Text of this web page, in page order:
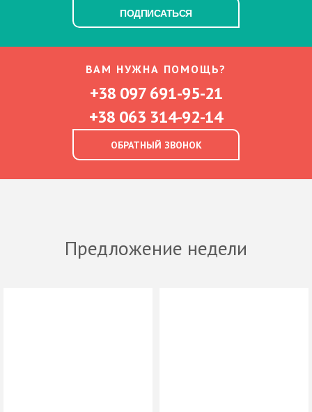
ПОДПИСАТЬСЯ
ВАМ НУЖНА ПОМОЩЬ?
+38 097 691-95-21
+38 063 314-92-14
ОБРАТНЫЙ ЗВОНОК
Предложение недели